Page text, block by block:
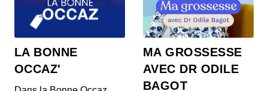
1. 🔥 **Rappel de friteuse à air :** La friteuse à air
chaud Elta présente des risques d'incendie,...
Hydratation et Maternité tardive
00:04:02 - IL Y A 1 MOIS
1. 🔥 **Rappel de friteuse à air :** La friteuse à air
LA BONNE
OCCAZ'
MA GROSSESSE
AVEC DR ODILE
BAGOT